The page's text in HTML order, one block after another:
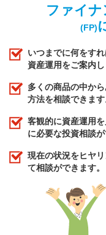
ファイ
(FP)
いつまでに何をす
資産運用をご案内し
多くの商品の中か
方法を相談できます
客観的に資産運用
に必要な投資相談が
現在の状況をヒヤ
て相談ができます。